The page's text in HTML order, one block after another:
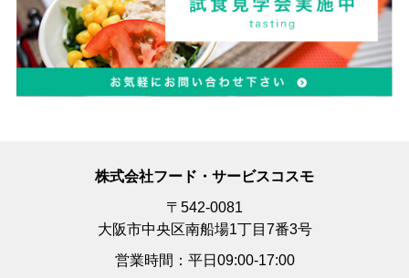
株式会社フード・サービスコスモ
〒542-0081
大阪市中央区南船場1丁目7番3号
営業時間：平日09:00-17:00